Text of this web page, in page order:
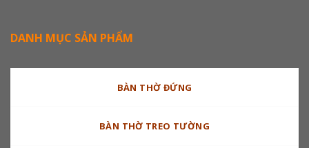
DANH MỤC SẢN PHẨM
BÀN THỜ ĐỨNG
BÀN THỜ TREO TƯỜNG